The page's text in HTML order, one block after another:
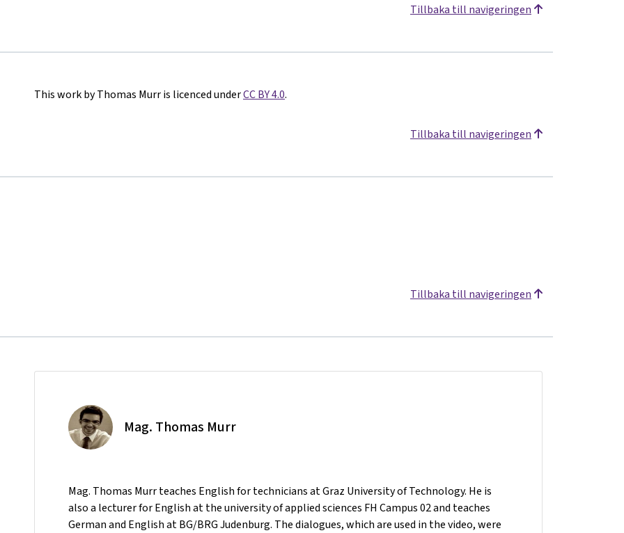
Tillbaka till navigeringen
This work by Thomas Murr is licenced underCC BY 4.0.
Tillbaka till navigeringen
Tillbaka till navigeringen
Mag. Thomas Murr
Mag. Thomas Murr teaches English for technicians at Graz University of Technology. He is
also a lecturer for English at the university of applied sciences FH Campus 02 and teaches
German and English at BG/BRG Judenburg. The dialogues, which are used in the video, were